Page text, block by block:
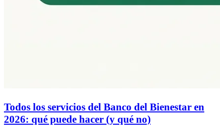
Todos los servicios del Banco del Bienestar en
2026: qué puede hacer (y qué no)